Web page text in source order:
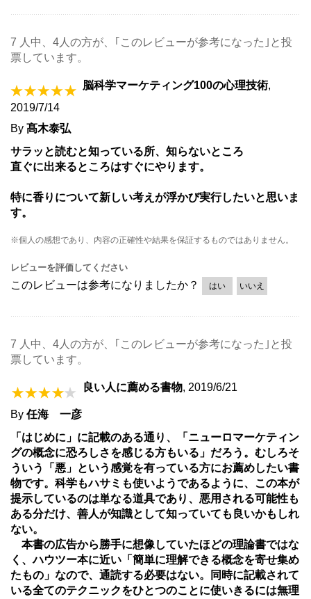
7 人中、4人の方が、｢このレビューが参考になった｣と投
票しています。
脳科学マーケティング100の心理技術,
2019/7/14
By 髙木泰弘
サラッと読むと知っている所、知らないところ
直ぐに出来るところはすぐにやります。
特に香りについて新しい考えが浮かび実行したいと思いま
す。
※個人の感想であり、内容の正確性や結果を保証するものではありません。
レビューを評価してください
このレビューは参考になりましたか？ はい いいえ
7 人中、4人の方が、｢このレビューが参考になった｣と投
票しています。
良い人に薦める書物, 2019/6/21
By 任海 一彦
「はじめに」に記載のある通り、「ニューロマーケティン
グの概念に恐ろしさを感じる方もいる」だろう。むしろそ
ういう「悪」という感覚を有っている方にお薦めしたい書
物です。科学もハサミも使いようであるように、この本が
提示しているのは単なる道具であり、悪用される可能性も
ある分だけ、善人が知識として知っていても良いかもしれ
ない。
本書の広告から勝手に想像していたほどの理論書ではな
く、ハウツー本に近い「簡単に理解できる概念を寄せ集め
たもの」なので、通読する必要はない。同時に記載されて
いる全てのテクニックをひとつのことに使いきるには無理